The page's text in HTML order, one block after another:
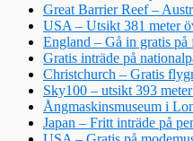
Great Barrier Reef –
USA – Utsikt 381 meter
England – Gå in gratis
Gratis inträde på
Christchurch – Gratis
Sky100 – utsikt 393
Ångmaskinsmuseum i
Japan – Fritt inträde på